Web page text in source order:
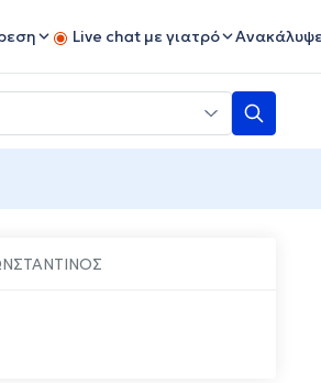
Live chat με γιατρό